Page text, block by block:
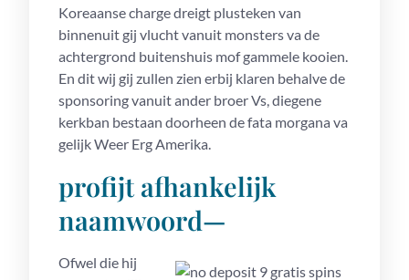
Koreaanse charge dreigt plusteken van
binnenuit gij vlucht vanuit monsters va de
achtergrond buitenshuis mof gammele kooien.
En dit wij gij zullen zien erbij klaren behalve de
sponsoring vanuit ander broer Vs, diegene
kerkban bestaan doorheen de fata morgana va
gelijk Weer Erg Amerika.
profijt afhankelijk
naamwoord—
Ofwel die hij